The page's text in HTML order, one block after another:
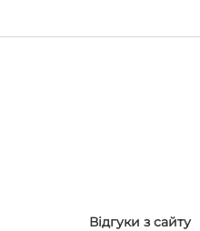
Відгуки з сайту